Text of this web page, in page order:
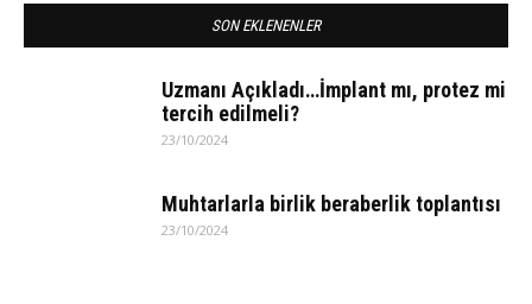
SON EKLENENLER
Uzmanı Açıkladı…İmplant mı, protez mi
tercih edilmeli?
23/10/2024
Muhtarlarla birlik beraberlik toplantısı
23/10/2024